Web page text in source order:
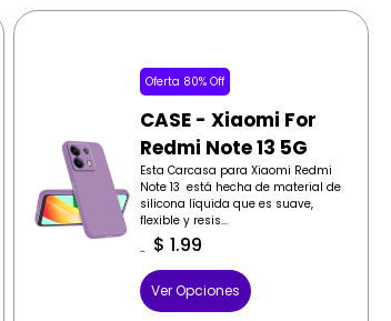
Oferta 80% Off
CASE - Xiaomi For
Redmi Note 13 5G
Esta Carcasa para Xiaomi Redmi
Note 13 está hecha de material de
silicona líquida que es suave,
flexible y resis...
$ 1.99
Ver Opciones